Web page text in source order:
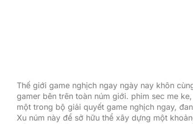
Thế giới game nghịch ngay ngày nay khôn
gamer bên trên toàn núm giới. phim sec me
một trong bộ giải quyết game nghịch ngay,
Xu núm này để sở hữu thể xây dựng một